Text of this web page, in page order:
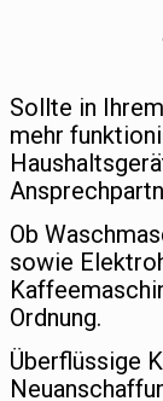
Sollte in
mehr
Ob
sowie
Ordnung.
Überflüssige